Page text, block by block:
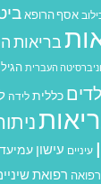
אסף הרופא
בריאות
העברית
כללית לידה
עיניים עישון
רפואה רפואת